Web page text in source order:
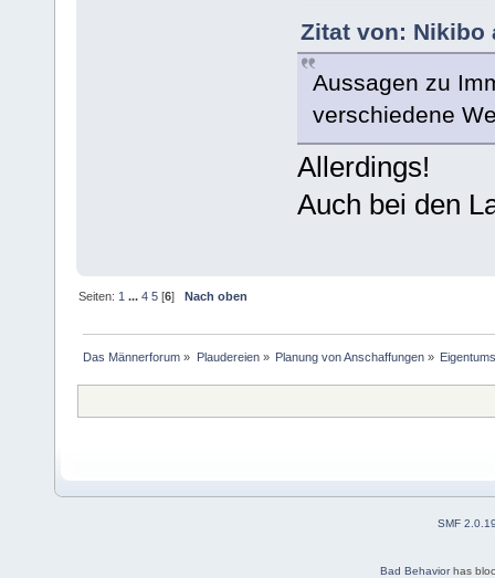
Zitat von: Nikibo
Aussagen zu
verschiedene
Allerdings!
Auch bei den
Seiten: 1 ...4 5 [6]Nach oben
Das Männerforum » Plaudereien» Planung von Anschaffungen»
SMF
Bad Behaviorhas